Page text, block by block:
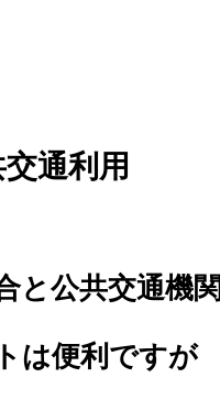
通利用
と公共交通機関
は便利ですが